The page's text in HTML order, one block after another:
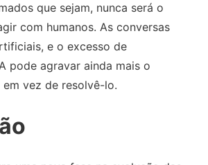
que sejam, nunca será o
com humanos. As conversas
e o excesso de
pode agravar ainda mais o
vez de resolvê-lo.